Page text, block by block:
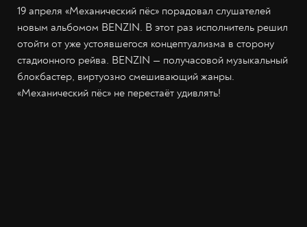
19 апреля «Механический пёс» порадовал слушателей
новым альбомом BENZIN. В этот раз исполнитель решил
отойти от уже устоявшегося концептуализма в сторону
стадионного рейва. BENZIN — получасовой музыкальный
блокбастер, виртуозно смешивающий жанры.
«Механический пёс» не перестаёт удивлять!